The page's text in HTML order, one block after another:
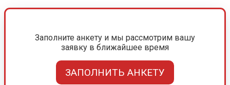
Заполните анкету и мы рассмотрим вашу
заявку в ближайшее время
ЗАПОЛНИТЬ АНКЕТУ